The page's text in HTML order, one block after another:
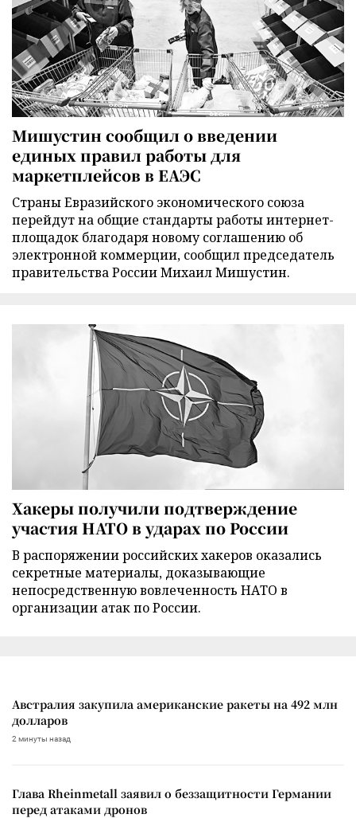
Мишустин сообщил о введении
единых правил работы для
маркетплейсов в ЕАЭС
Страны Евразийского экономического союза
перейдут на общие стандарты работы интернет-
площадок благодаря новому соглашению об
электронной коммерции, сообщил председатель
правительства России Михаил Мишустин.
Хакеры получили подтверждение
участия НАТО в ударах по России
В распоряжении российских хакеров оказались
секретные материалы, доказывающие
непосредственную вовлеченность НАТО в
организации атак по России.
Австралия закупила американские ракеты на 492 млн
долларов
2 минуты назад
Глава Rheinmetall заявил о беззащитности Германии
перед атаками дронов